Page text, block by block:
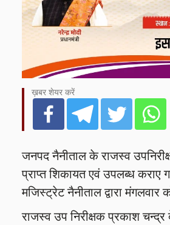
ख़बर शेयर करें
जनपद नैनीताल के राजस्व
प्राप्त शिकायत एवं उपलब्ध कराए
मजिस्ट्रेट नैनीताल द्वारा
राजस्व उप निरीक्षक प्रकाश